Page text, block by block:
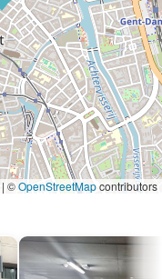
| ©OpenStreetMapcontributors